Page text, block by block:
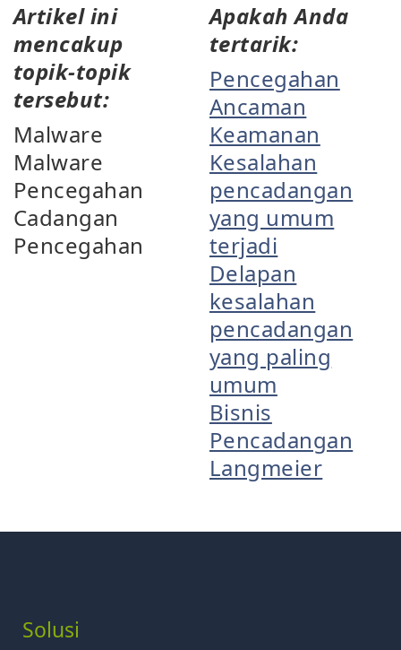
Artikel ini
mencakup
topik-topik
tersebut:
Malware
Malware
Pencegahan
Cadangan
Pencegahan
Apakah Anda
tertarik:
Pencegahan
Ancaman
Keamanan
Kesalahan
pencadangan
yang umum
terjadi
Delapan
kesalahan
pencadangan
yang paling
umum
Bisnis
Pencadangan
Langmeier
Solusi